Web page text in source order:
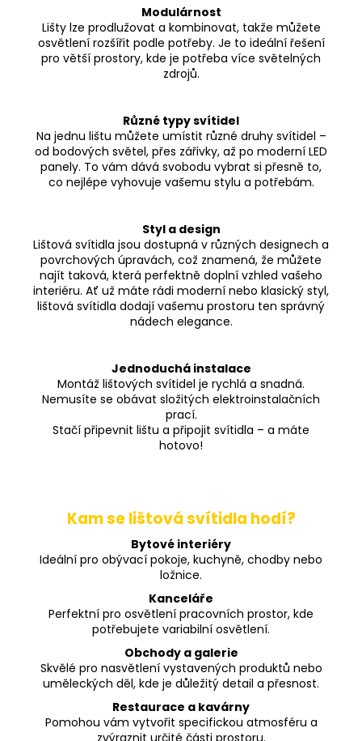
Modulárnost
Lišty lze prodlužovat a kombinovat, takže můžete
osvětlení rozšířit podle potřeby. Je to ideální řešení
pro větší prostory, kde je potřeba více světelných
zdrojů.
Různé typy svítidel
Na jednu lištu můžete umístit různé druhy svítidel –
od bodových světel, přes zářivky, až po moderní LED
panely. To vám dává svobodu vybrat si přesně to,
co nejlépe vyhovuje vašemu stylu a potřebám.
Styl a design
Lištová svítidla jsou dostupná v různých designech a
povrchových úpravách, což znamená, že můžete
najít taková, která perfektně doplní vzhled vašeho
interiéru. Ať už máte rádi moderní nebo klasický styl,
lištová svítidla dodají vašemu prostoru ten správný
nádech elegance.
Jednoduchá instalace
Montáž lištových svítidel je rychlá a snadná.
Nemusíte se obávat složitých elektroinstalačních
prací.
Stačí připevnit lištu a připojit svítidla – a máte
hotovo!
Kam se lištová svítidla hodí?
Bytové interiéry
Ideální pro obývací pokoje, kuchyně, chodby nebo
ložnice.
Kanceláře
Perfektní pro osvětlení pracovních prostor, kde
potřebujete variabilní osvětlení.
Obchody a galerie
Skvělé pro nasvětlení vystavených produktů nebo
uměleckých děl, kde je důležitý detail a přesnost.
Restaurace a kavárny
Pomohou vám vytvořit specifickou atmosféru a